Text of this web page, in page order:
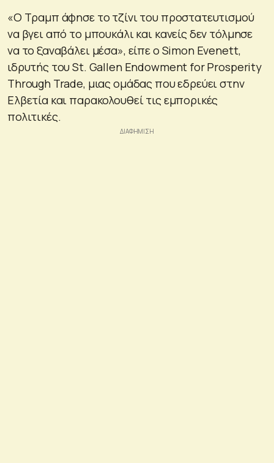
«Ο Τραμπ άφησε το τζίνι του προστατευτισμού
να βγει από το μπουκάλι και κανείς δεν τόλμησε
να το ξαναβάλει μέσα», είπε ο Simon Evenett,
ιδρυτής του St. Gallen Endowment for Prosperity
Through Trade, μιας ομάδας που εδρεύει στην
Ελβετία και παρακολουθεί τις εμπορικές
πολιτικές.